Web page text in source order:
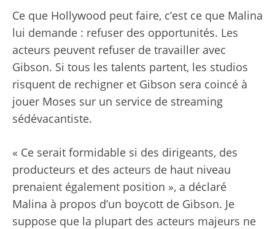
Ce que Hollywood peut faire, c’est ce que Malina
lui demande : refuser des opportunités. Les
acteurs peuvent refuser de travailler avec
Gibson. Si tous les talents partent, les studios
risquent de rechigner et Gibson sera coincé à
jouer Moses sur un service de streaming
sédévacantiste.
« Ce serait formidable si des dirigeants, des
producteurs et des acteurs de haut niveau
prenaient également position », a déclaré
Malina à propos d’un boycott de Gibson. Je
suppose que la plupart des acteurs majeurs ne